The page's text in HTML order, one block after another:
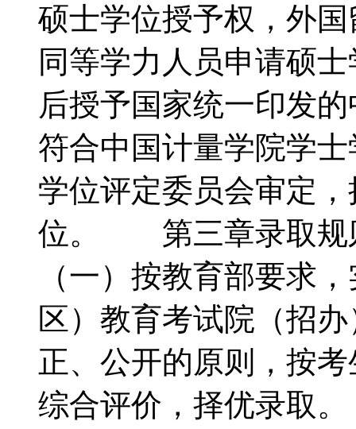
硕士学位授予权，外
同等学力人员申请硕
后授予国家统一印发
符合中国计量学院学
学位评定委员会审定
位。 第三章录取
（一）按教育部要求
区）教育考试院（招
正、公开的原则，按
综合评价，择优录取